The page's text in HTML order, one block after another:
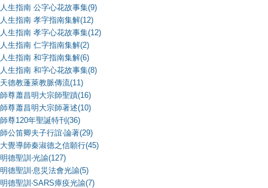
人生指南 公字心花故事集(9)
人生指南 孝字指南集解(12)
人生指南 孝字心花故事集(12)
人生指南 仁字指南集解(2)
人生指南 和字指南集解(6)
人生指南 和字心花故事集(8)
天德教蓬萊教脈傳流(11)
師尊蕭昌明大宗師聖蹟(16)
師尊蕭昌明大宗師著述(10)
師尊120年聖誕特刊(36)
師公笛卿夫子行誼‧論著(29)
大覺導師秦淑德之信願行(45)
明德聖訓‧光諭(127)
明德聖訓‧息災法會光諭(5)
明德聖訓‧SARS瘴疫光諭(7)